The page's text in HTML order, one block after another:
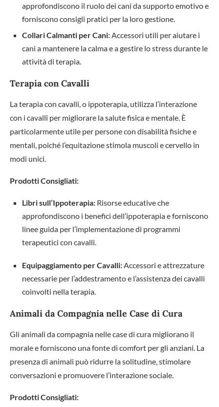
approfondiscono il ruolo dei cani da supporto emotivo e
forniscono consigli pratici per la loro gestione.
Collari Calmanti per Cani: Accessori utili per aiutare i
cani a mantenere la calma e a gestire lo stress durante le
attività di terapia.
Terapia con Cavalli
La terapia con cavalli, o ippoterapia, utilizza l’interazione
con i cavalli per migliorare la salute fisica e mentale. È
particolarmente utile per persone con disabilità fisiche e
mentali, poiché l’equitazione stimola muscoli e cervello in
modi unici.
Prodotti Consigliati:
Libri sull’Ippoterapia: Risorse educative che
approfondiscono i benefici dell’ippoterapia e forniscono
linee guida per l’implementazione di programmi
terapeutici con cavalli.
Equipaggiamento per Cavalli: Accessori e attrezzature
necessarie per l’addestramento e l’assistenza dei cavalli
coinvolti nella terapia.
Animali da Compagnia nelle Case di Cura
Gli animali da compagnia nelle case di cura migliorano il
morale e forniscono una fonte di comfort per gli anziani. La
presenza di animali può ridurre la solitudine, stimolare
conversazioni e promuovere l’interazione sociale.
Prodotti Consigliati: